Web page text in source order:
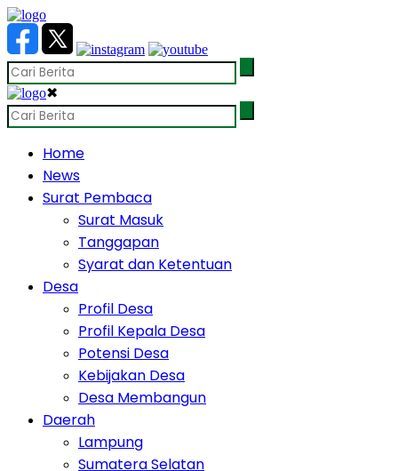
✖
Home
News
Surat Pembaca
Surat Masuk
Tanggapan
Syarat dan Ketentuan
Desa
Profil Desa
Profil Kepala Desa
Potensi Desa
Kebijakan Desa
Desa Membangun
Daerah
Lampung
Sumatera Selatan